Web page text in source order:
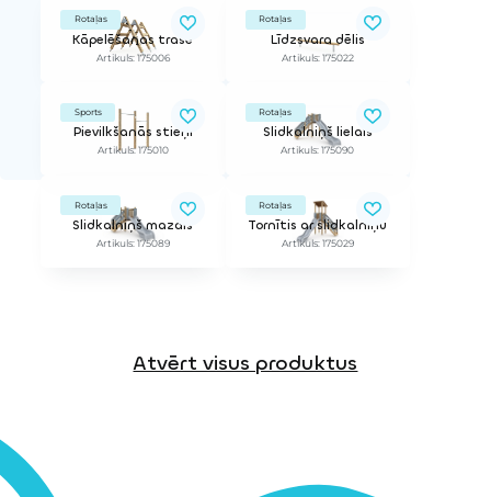
Rotaļas
Kāpelēšanas trase
Artikuls: 175006
Rotaļas
Līdzsvara dēlis
Artikuls: 175022
Sports
Pievilkšanās stieņi
Artikuls: 175010
Rotaļas
Slidkalniņš lielais
Artikuls: 175090
Rotaļas
Slidkalniņš mazais
Artikuls: 175089
Rotaļas
Tornītis ar slidkalniņu
Artikuls: 175029
Atvērt visus produktus